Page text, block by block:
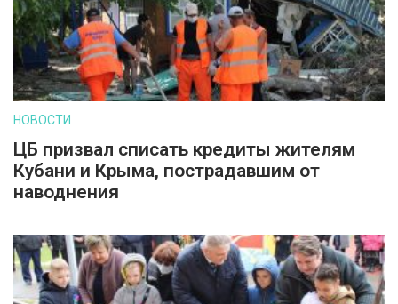
НОВОСТИ
ЦБ призвал списать кредиты жителям
Кубани и Крыма, пострадавшим от
наводнения